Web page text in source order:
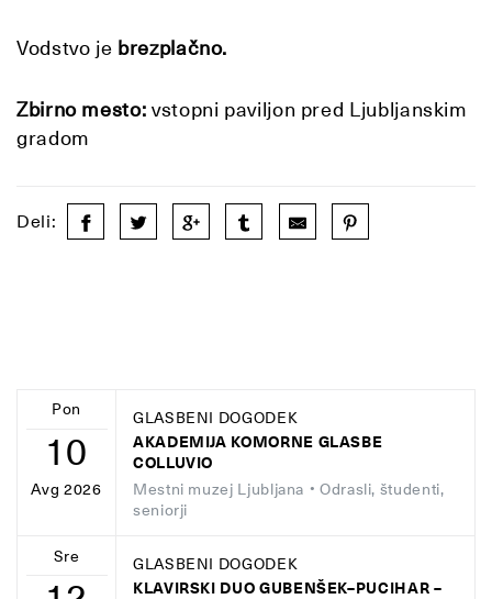
Vodstvo je brezplačno.
Zbirno mesto: vstopni paviljon pred Ljubljanskim
gradom
Deli:
Pon
10
Avg 2026
GLASBENI DOGODEK
AKADEMIJA KOMORNE GLASBE
COLLUVIO
Mestni muzej Ljubljana • Odrasli, študenti,
seniorji
Sre GLASBENI DOGODEK
KLAVIRSKI DUO GUBENŠEK–PUCIHAR –